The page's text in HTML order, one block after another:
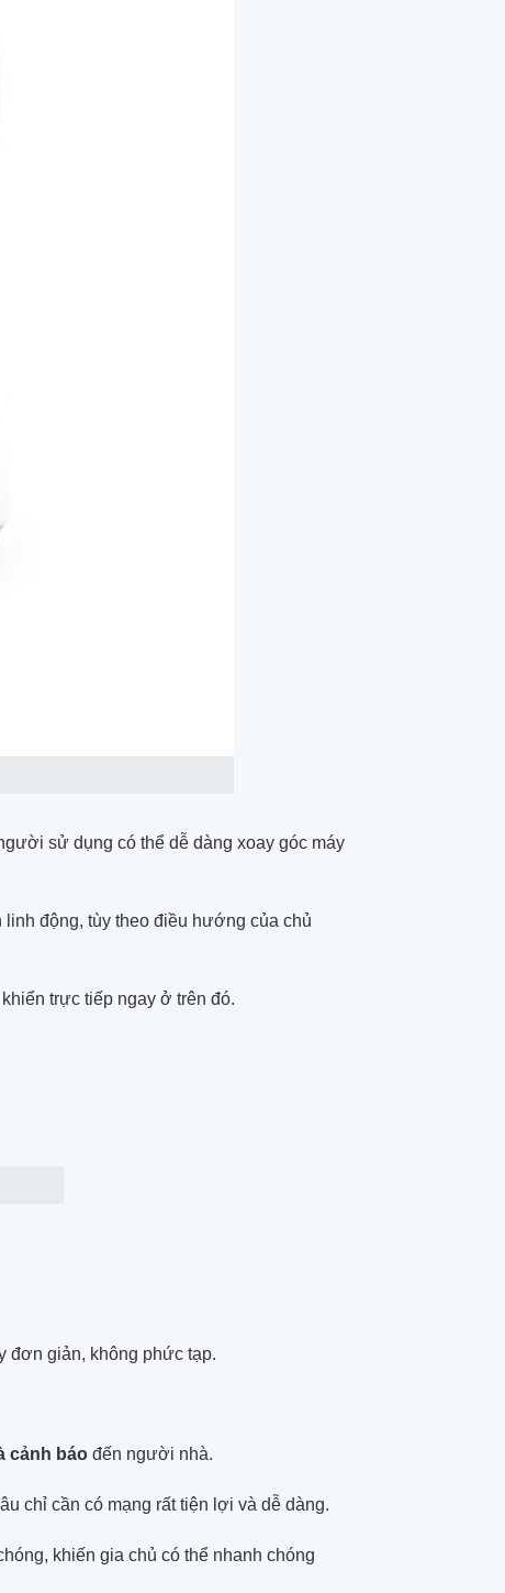
sử dụng có thể dễ dàng xoay góc máy
linh động, tùy theo điều hướng của chủ
trực tiếp ngay ở trên đó.
đơn giản, không phức tạp.
cảnh báo đến người nhà.
chỉ cần có mạng rất tiện lợi và dễ dàng.
khiến gia chủ có thể nhanh chóng